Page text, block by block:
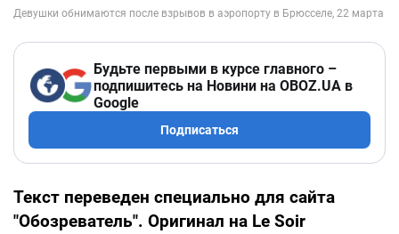
Будьте первыми в курсе главного –
подпишитесь на Новини на OBOZ.UA в
Google
Подписаться
Текст переведен специально для сайта
"Обозреватель". Оригинал на Le Soir